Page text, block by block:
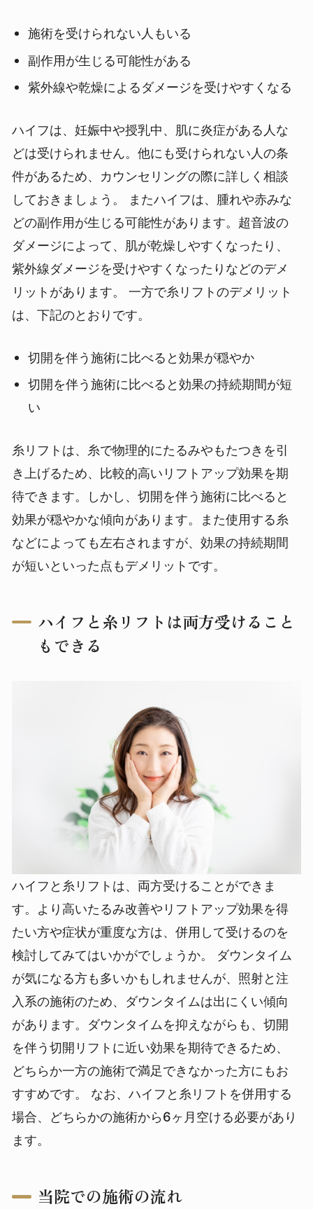
施術を受けられない人もいる
副作用が生じる可能性がある
紫外線や乾燥によるダメージを受けやすくなる
ハイフは、妊娠中や授乳中、肌に炎症がある人な
どは受けられません。他にも受けられない人の条
件があるため、カウンセリングの際に詳しく相談
しておきましょう。
またハイフは、腫れや赤みな
どの副作用が生じる可能性があります。超音波の
ダメージによって、肌が乾燥しやすくなったり、
紫外線ダメージを受けやすくなったりなどのデメ
リットがあります。
一方で糸リフトのデメリット
は、下記のとおりです。
切開を伴う施術に比べると効果が穏やか
切開を伴う施術に比べると効果の持続期間が短
い
糸リフトは、糸で物理的にたるみやもたつきを引
き上げるため、比較的高いリフトアップ効果を期
待できます。しかし、切開を伴う施術に比べると
効果が穏やかな傾向があります。また使用する糸
などによっても左右されますが、効果の持続期間
が短いといった点もデメリットです。
ハイフと糸リフトは両方受けること
もできる
ハイフと糸リフトは、両方受けることができま
す。より高いたるみ改善やリフトアップ効果を得
たい方や症状が重度な方は、併用して受けるのを
検討してみてはいかがでしょうか。
ダウンタイム
が気になる方も多いかもしれませんが、照射と注
入系の施術のため、ダウンタイムは出にくい傾向
があります。ダウンタイムを抑えながらも、切開
を伴う切開リフトに近い効果を期待できるため、
どちらか一方の施術で満足できなかった方にもお
すすめです。
なお、ハイフと糸リフトを併用する
場合、どちらかの施術から6ヶ月空ける必要があり
ます。
当院での施術の流れ